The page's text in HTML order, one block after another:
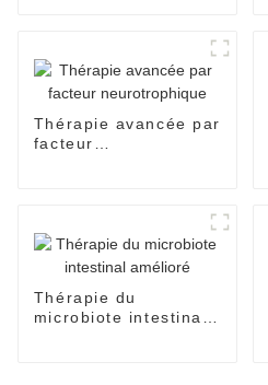
Thérapie avancée par
facteur
Thérapie du
microbiote intestinal